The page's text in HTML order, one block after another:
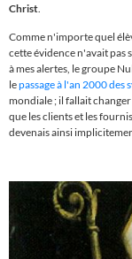
Christ
Comme n'importe quel
cette évidence n'avait pas
à mes alertes, le groupe
lepassage à l'an 2000
mondiale ; il fallait
que les clients et les
devenais ainsi